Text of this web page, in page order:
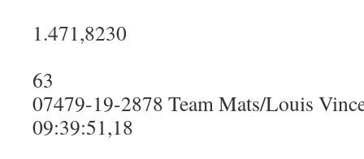
1.471,8230
63
07479-19-2878 Team Mats/Louis
09:39:51,18